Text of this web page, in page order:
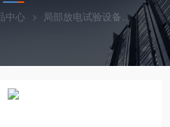
中心 局部放电试验设备 UHV-